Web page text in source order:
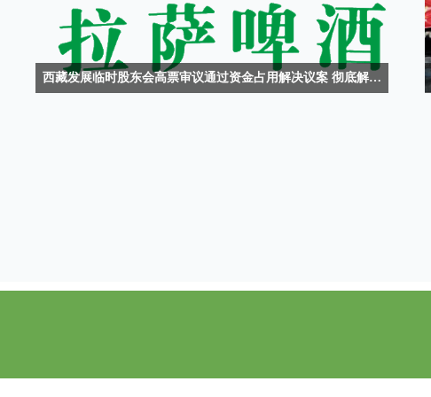
西藏发展临时股东会高票审议通过资金占用解决议案 彻底解决历史遗留问题实现轻装上阵